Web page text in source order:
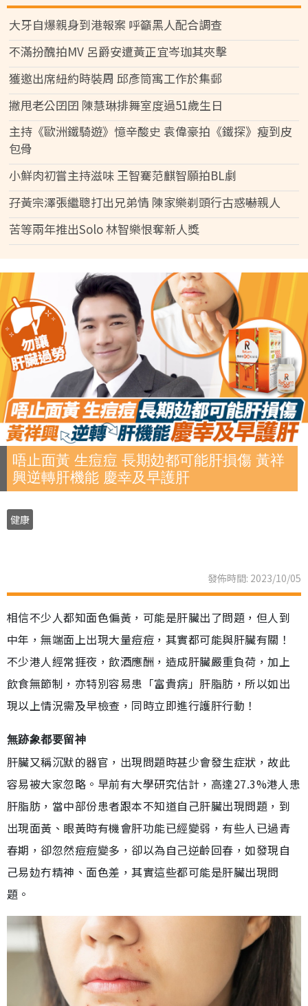
大牙自爆親身到港報案 呼籲黑人配合調查
不滿扮醜拍MV 呂爵安遭黃正宜岑珈其夾擊
獲邀出席紐約時裝周 邱彥筒寓工作於集郵
撇甩老公囝囝 陳慧琳排舞室度過51歲生日
主持《歐洲鐵騎遊》憶辛酸史 袁偉豪拍《鐵探》瘦到皮
包骨
小鮮肉初嘗主持滋味 王智騫范麒智願拍BL劇
孖黃宗澤張繼聰打出兄弟情 陳家樂剃頭行古惑嚇親人
苦等兩年推出Solo 林智樂恨奪新人獎
唔止面黃 生痘痘 長期攰都可能肝損傷 黃祥
興逆轉肝機能 慶幸及早護肝
健康
發佈時間: 2023/10/05
相信不少人都知面色偏黃，可能是肝臟出了問題，但人到
中年，無端面上出現大量痘痘，其實都可能與肝臟有關！
不少港人經常捱夜，飲酒應酬，造成肝臟嚴重負荷，加上
飲食無節制，亦特別容易患「富貴病」肝脂肪，所以如出
現以上情況需及早檢查，同時立即進行護肝行動！
無跡象都要留神
肝臟又稱沉默的器官，出現問題時甚少會發生症狀，故此
容易被大家忽略。早前有大學研究估計，高達27.3%港人患
肝脂肪，當中部份患者跟本不知道自己肝臟出現問題，到
出現面黃、眼黃時有機會肝功能已經變弱，有些人已過青
春期，卻忽然痘痘變多，卻以為自己逆齡回春，如發現自
己易攰冇精神、面色差，其實這些都可能是肝臟出現問
題。